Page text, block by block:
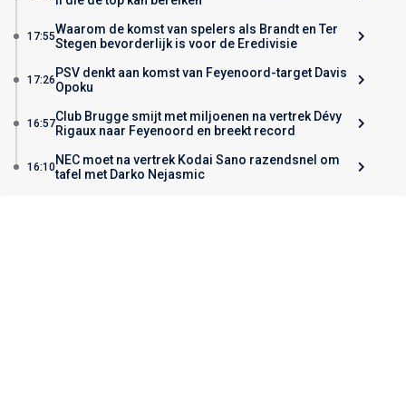
17:55Waarom de komst van spelers als Brandt en Ter
Stegen bevorderlijk is voor de Eredivisie
17:26 PSV denkt aan komst van Feyenoord-target Davis
Opoku
16:57Club Brugge smijt met miljoenen na vertrek Dévy
Rigaux naar Feyenoord en breekt record
16:10NEC moet na vertrek Kodai Sano razendsnel om
tafel met Darko Nejasmic